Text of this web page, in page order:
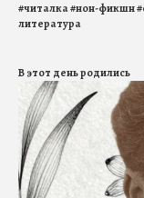
#читалка#нон-фикшн#
литература
В этот день родились